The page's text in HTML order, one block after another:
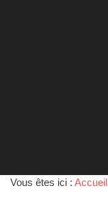
Vous êtes ici : Accueil